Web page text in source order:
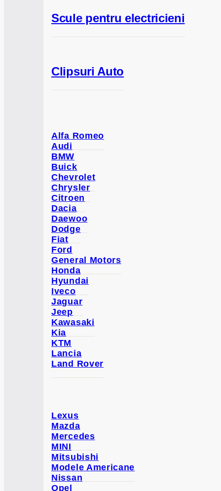
Scule pentru electricieni
Clipsuri Auto
Alfa Romeo
Audi
BMW
Buick
Chevrolet
Chrysler
Citroen
Dacia
Daewoo
Dodge
Fiat
Ford
General Motors
Honda
Hyundai
Iveco
Jaguar
Jeep
Kawasaki
Kia
KTM
Lancia
Land Rover
Lexus
Mazda
Mercedes
MINI
Mitsubishi
Modele Americane
Nissan
Opel